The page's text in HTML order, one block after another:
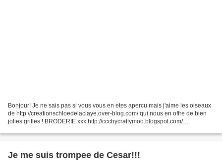
Bonjour! Je ne sais pas si vous vous en etes apercu mais j'aime les oiseaux
de http://creationschloedelaclaye.over-blog.com/ qui nous en offre de bien
jolies grilles ! BRODERIE xxx http://cccbycraftymoo.blogspot.com/
82838338.html...
Je me suis trompee de Cesar!!!